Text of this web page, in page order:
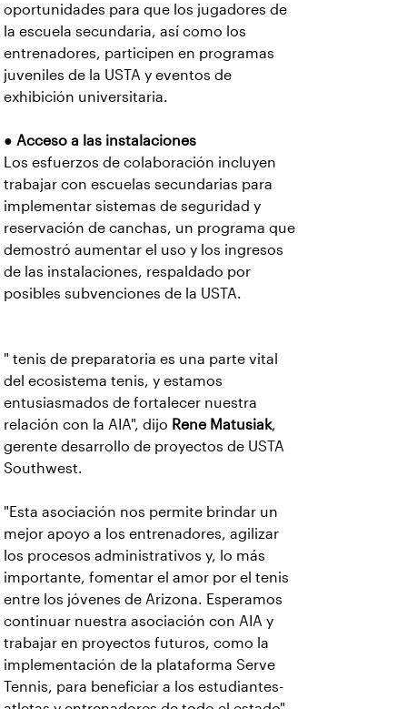
oportunidades para que los jugadores de
la escuela secundaria, así como los
entrenadores, participen en programas
juveniles de la USTA y eventos de
exhibición universitaria.
● Acceso a las instalaciones
Los esfuerzos de colaboración incluyen
trabajar con escuelas secundarias para
implementar sistemas de seguridad y
reservación de canchas, un programa que
demostró aumentar el uso y los ingresos
de las instalaciones, respaldado por
posibles subvenciones de la USTA.
" tenis de preparatoria es una parte vital
del ecosistema tenis, y estamos
entusiasmados de fortalecer nuestra
relación con la AIA", dijo Rene Matusiak,
gerente desarrollo de proyectos de USTA
Southwest.
"Esta asociación nos permite brindar un
mejor apoyo a los entrenadores, agilizar
los procesos administrativos y, lo más
importante, fomentar el amor por el tenis
entre los jóvenes de Arizona. Esperamos
continuar nuestra asociación con AIA y
trabajar en proyectos futuros, como la
implementación de la plataforma Serve
Tennis, para beneficiar a los estudiantes-